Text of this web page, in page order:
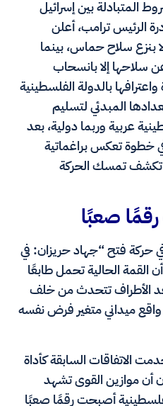
المتبادلة بين إسرائيل
الرئيس ترامب، أعلن
بنزع سلاح حماس، بينما
سلاحها إلا بانسحاب
بالدولة الفلسطينية
المبدئي لتسليم
عربية وربما دولية، بعد
خطوة تعكس براغماتية
تكشف تمسك الحركة
صعبًا
حركة فتح “جهاد حريزان: في
القمة الحالية تحمل طابعًا
الأطراف تتحدث من خلف
ميداني متغير فرض نفسه
الاتفاقات السابقة كأداة
أن موازين القوى تشهد
أصبحت رقمًا صعبًا